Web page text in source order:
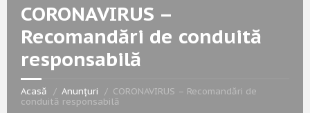
CORONAVIRUS –
Recomandări de conduită
responsabilă
Acasă Anunțuri
CORONAVIRUS – Recomandări de
conduită responsabilă